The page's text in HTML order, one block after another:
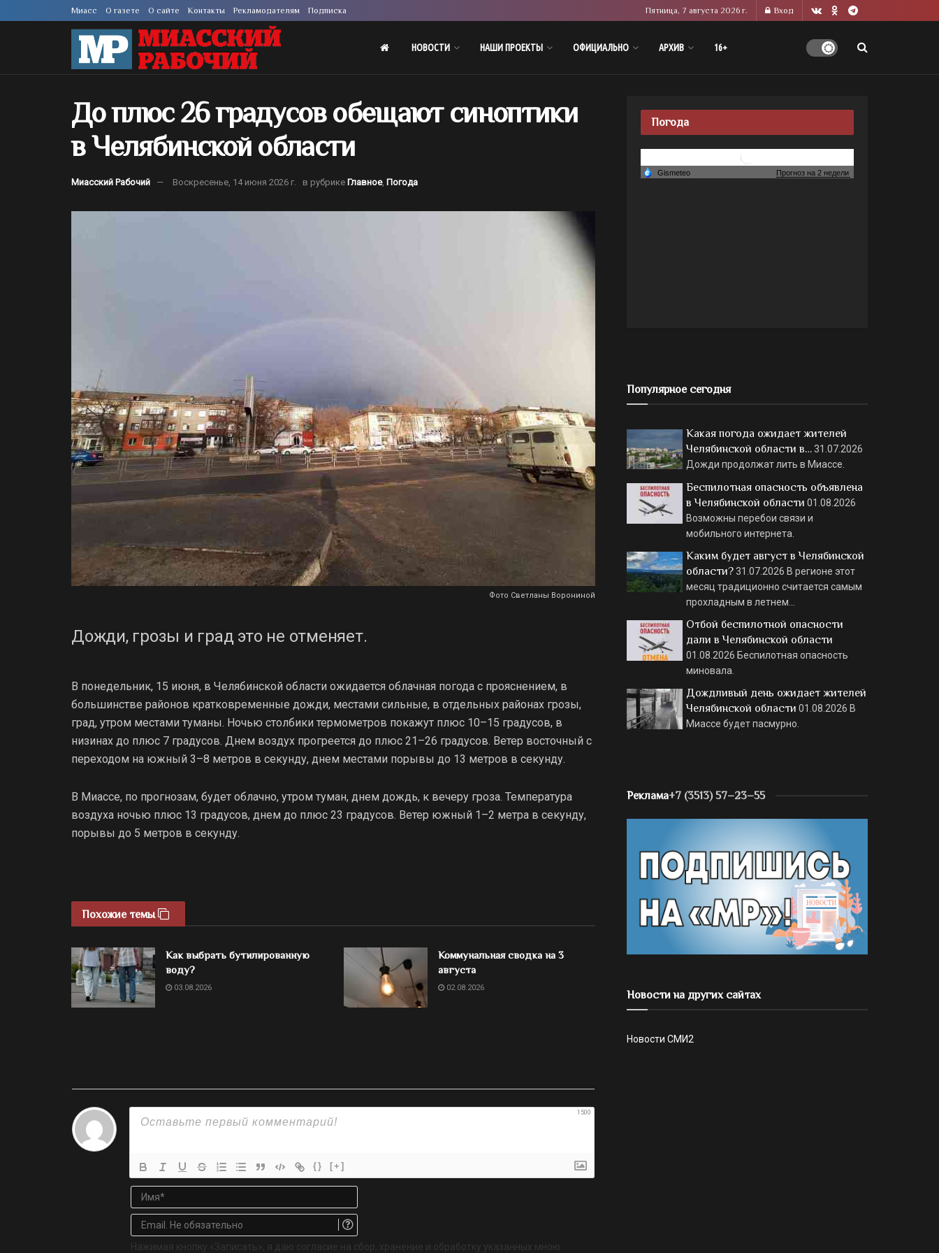
Миасс О газете О сайте Контакты Рекламодателям Подписка Пятница, 7 августа 2026 г. Вход
НОВОСТИ НАШИ ПРОЕКТЫ ОФИЦИАЛЬНО АРХИВ 16+
До плюс 26 градусов обещают синоптики
в Челябинской области
Миасский Рабочий Воскресенье, 14 июня 2026 г. в рубрике Главное, Погода
Фото Светланы Ворониной
Дожди, грозы и град это не отменяет.
В понедельник, 15 июня, в Челябинской области ожидается облачная погода с прояснением, в
большинстве районов кратковременные дожди, местами сильные, в отдельных районах грозы,
град, утром местами туманы. Ночью столбики термометров покажут плюс 10–15 градусов, в
низинах до плюс 7 градусов. Днем воздух прогреется до плюс 21–26 градусов. Ветер восточный с
переходом на южный 3–8 метров в секунду, днем местами порывы до 13 метров в секунду.
В Миассе, по прогнозам, будет облачно, утром туман, днем дождь, к вечеру гроза. Температура
воздуха ночью плюс 13 градусов, днем до плюс 23 градусов. Ветер южный 1–2 метра в секунду,
порывы до 5 метров в секунду.
Похожие темы
Как выбрать бутилированную
воду?
03.08.2026
Коммунальная сводка на 3
августа
02.08.2026
1500
{} [+]
Имя*
Email.
обязательно
Нажимая кнопку «Записать», я даю согласие на сбор, хранение и обработку указанных мною
Погода
Популярное сегодня
Какая погода ожидает жителей
Челябинской области в…31.07.2026
Дожди продолжат лить в Миассе.
Беспилотная опасность объявлена
в Челябинской области 01.08.2026
Возможны перебои связи и
мобильного интернета.
Каким будет август в Челябинской
области?31.07.2026 В регионе этот
месяц традиционно считается самым
прохладным в летнем…
Отбой беспилотной опасности
дали в Челябинской области
01.08.2026 Беспилотная опасность
миновала.
Дождливый день ожидает жителей
Челябинской области 01.08.2026 В
Миассе будет пасмурно.
Реклама+7 (3513) 57–23–55
Новости на других сайтах
Новости СМИ2